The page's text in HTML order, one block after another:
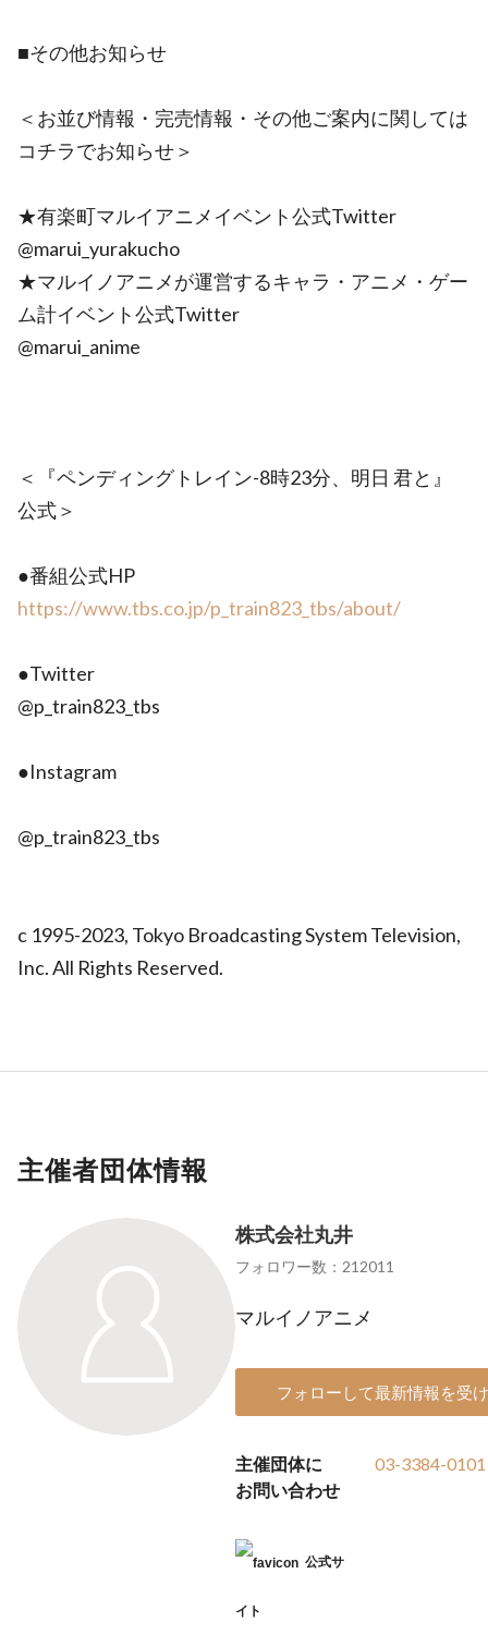
■その他お知らせ
＜お並び情報・完売情報・その他ご案内に関しては
コチラでお知らせ＞
★有楽町マルイアニメイベント公式Twitter
@marui_yurakucho
★マルイノアニメが運営するキャラ・アニメ・ゲー
ム計イベント公式Twitter
@marui_anime
＜『ペンディングトレイン-8時23分、明日 君と』
公式＞
●番組公式HP
https://www.tbs.co.jp/p_train823_tbs/about/
●Twitter
@p_train823_tbs
●Instagram
@p_train823_tbs
c 1995-2023, Tokyo Broadcasting System Television,
Inc. All Rights Reserved.
主催者団体情報
株式会社丸井
フォロワー数：212011
マルイノアニメ
フォローして最新情報を受
主催団体に
お問い合わせ
03-3384-0101
公式サ
イト